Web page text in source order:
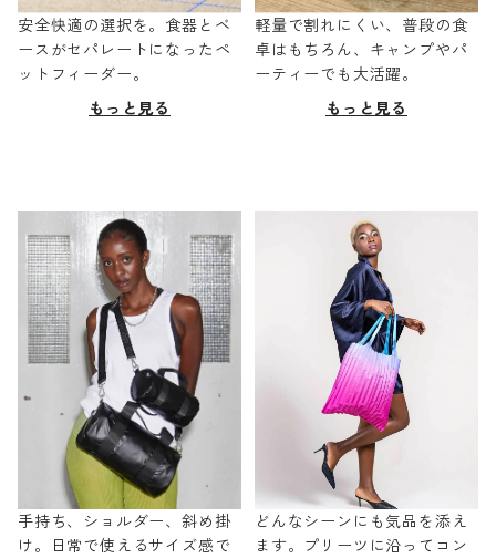
安全快適の選択を。食器とベ
ースがセパレートになったペ
ットフィーダー。
もっと見る
軽量で割れにくい、普段の食
卓はもちろん、キャンプやパ
ーティーでも大活躍。
もっと見る
手持ち、ショルダー、斜め掛
け。日常で使えるサイズ感で
どんなシーンにも気品を添え
ます。プリーツに沿ってコン